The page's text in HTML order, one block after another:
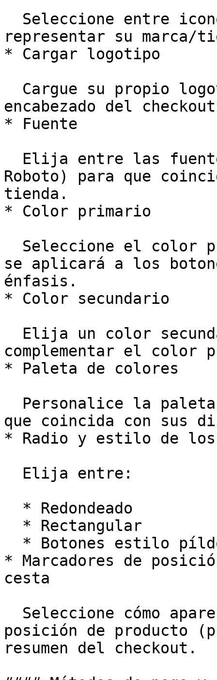
representar su marca/
* Cargar logotipo
encabezado del
* Fuente
Roboto) para que
tienda.
* Color primario
se aplicará a los
énfasis.
* Color secundario
complementar el color
* Paleta de colores
que coincida con sus
* Radio y estilo de los
* Marcadores de
cesta
posición de producto
resumen del checkout.